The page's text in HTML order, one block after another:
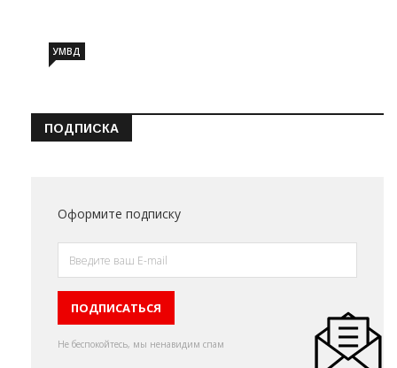
УМВД
ПОДПИСКА
Оформите подписку
Не беспокойтесь, мы ненавидим спам